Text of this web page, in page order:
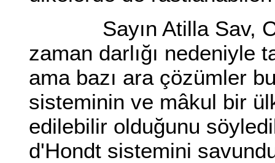
Sayın Atilla Sav,
zaman darlığı nedeniyle
ama bazı ara çözümler
sisteminin ve mâkul bir
edilebilir olduğunu
d'Hondt sistemini